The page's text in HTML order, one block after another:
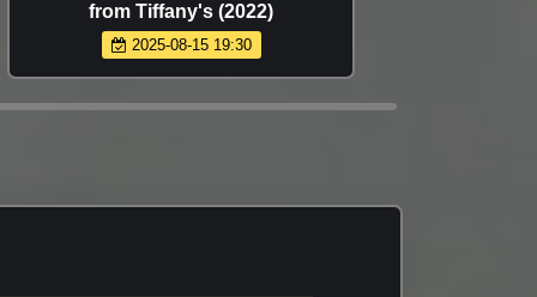
from Tiffany's (2022)
2025-08-15 19:30